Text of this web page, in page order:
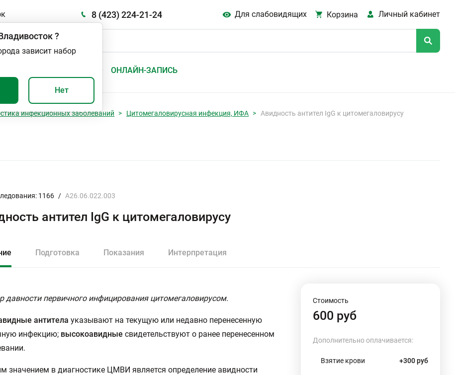
8 (423) 224-21-24 Для слабовидящих Корзина Личный кабинет
ОНЛАЙН-ЗАПИСЬ
?
зависит набор
Нет
инфекционных заболеваний Цитомегаловирусная инфекция, ИФА Авидность антител IgG к цитомегаловирусу
1166 / A26.06.022.003
антител IgG к цитомегаловирусу
Подготовка Показания Интерпретация
давности первичного инфицирования цитомегаловирусом.
антитела указывают на текущую или недавно перенесенную
инфекцию; высокоавидные свидетельствуют о ранее перенесенном
значением в диагностике ЦМВИ является определение авидности
Стоимость
600 руб
Дополнительно оплачивается:
Взятие крови +300 руб